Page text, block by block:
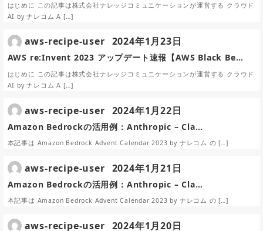
はじめに この記事は株式会社ナレッジコミュニケーションが運営する クラウド
AI by ナレコム A […]
AWS re:Invent 2023 アップデート速報【AWS Black Be…
はじめに この記事は株式会社ナレッジコミュニケーションが運営する クラウド
AI by ナレコム A […]
aws-recipe-user 2024年1月23日
Amazon Bedrockの活用例：Anthropic – Cla…
本記事は Amazon Bedrock Advent Calendar 2023 by ナレコム の […]
aws-recipe-user 2024年1月22日
Amazon Bedrockの活用例：Anthropic – Cla…
本記事は Amazon Bedrock Advent Calendar 2023 by ナレコム の […]
aws-recipe-user 2024年1月21日
aws-recipe-user 2024年1月20日